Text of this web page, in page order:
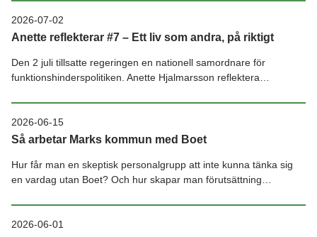
2026-07-02
Anette reflekterar #7 – Ett liv som andra, på riktigt
Den 2 juli tillsatte regeringen en nationell samordnare för
funktionshinderspolitiken. Anette Hjalmarsson reflektera…
2026-06-15
Så arbetar Marks kommun med Boet
Hur får man en skeptisk personalgrupp att inte kunna tänka sig
en vardag utan Boet? Och hur skapar man förutsättning…
2026-06-01